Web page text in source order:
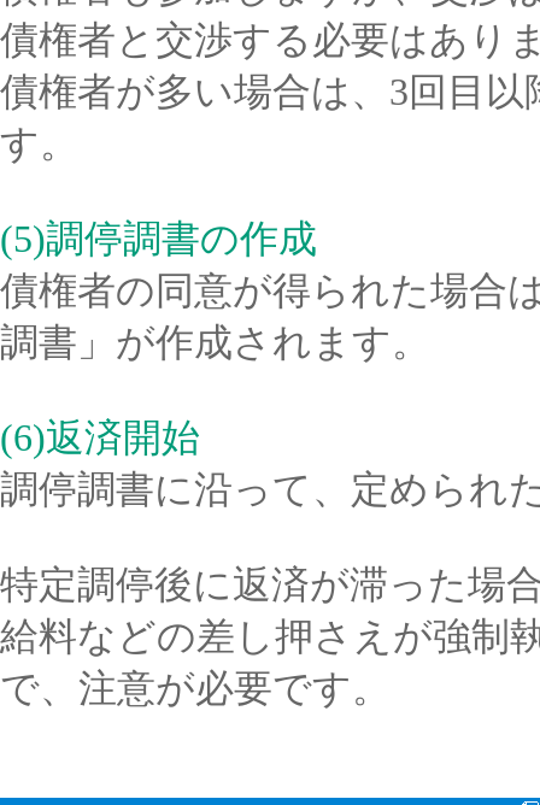
債権者と交渉する必要はあり
債権者が多い場合は、3回目
す。
(5)調停調書の作成
債権者の同意が得られた場合
調書」が作成されます。
(6)返済開始
調停調書に沿って、定められ
特定調停後に返済が滞った場
給料などの差し押さえが強制
で、注意が必要です。